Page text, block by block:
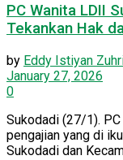
PC Wanita LDII
Tekankan Hak
by Eddy Istiyan
January 27, 2026
0
Sukodadi (27/1).
pengajian yang di
Sukodadi dan